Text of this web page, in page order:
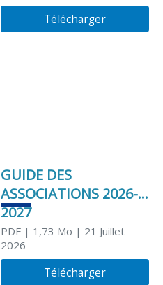
Télécharger
GUIDE DES
ASSOCIATIONS 2026-
2027
PDF| 1,73 Mo | 21 Juillet
2026
Télécharger